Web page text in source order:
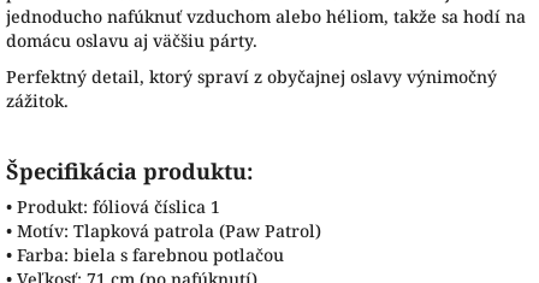
jednoducho nafúknuť vzduchom alebo héliom, takže sa hodí na
domácu oslavu aj väčšiu párty.
Perfektný detail, ktorý spraví z obyčajnej oslavy výnimočný
zážitok.
Špecifikácia produktu:
• Produkt: fóliová číslica 1
• Motív: Tlapková patrola (Paw Patrol)
• Farba: biela s farebnou potlačou